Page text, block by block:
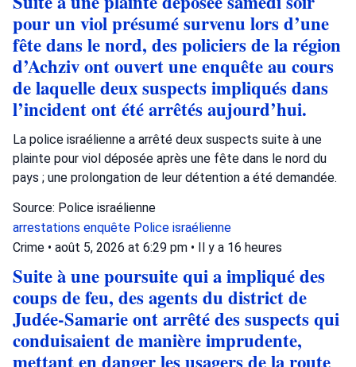
pour un viol présumé survenu lors d’une
fête dans le nord, des policiers de la région
d’Achziv ont ouvert une enquête au cours
de laquelle deux suspects impliqués dans
l’incident ont été arrêtés aujourd’hui.
La police israélienne a arrêté deux suspects suite à une
plainte pour viol déposée après une fête dans le nord du
pays ; une prolongation de leur détention a été demandée.
Source: Police israélienne
arrestations enquête Police israélienne
Crime • août 5, 2026 at 6:29 pm • Il y a 16 heures
Suite à une poursuite qui a impliqué des
coups de feu, des agents du district de
Judée-Samarie ont arrêté des suspects qui
conduisaient de manière imprudente,